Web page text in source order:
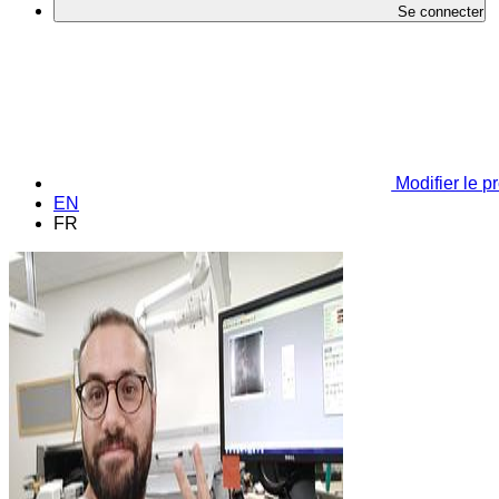
Se connecter
Modifier le
EN
FR